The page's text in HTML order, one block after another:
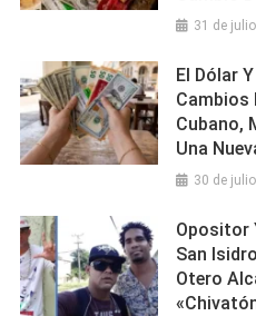
31 de
El Dólar
Cambios
Cubano,
Una
30 de
Opositor
San
Otero